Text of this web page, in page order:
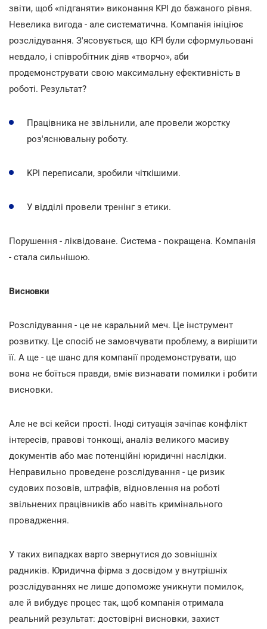
звіти, щоб «підганяти» виконання KPI до бажаного рівня.
Невелика вигода - але систематична. Компанія ініціює
розслідування. З'ясовується, що KPI були сформульовані
невдало, і співробітник діяв «творчо», аби
продемонструвати свою максимальну ефективність в
роботі. Результат?
Працівника не звільнили, але провели жорстку
роз'яснювальну роботу.
KPI переписали, зробили чіткішими.
У відділі провели тренінг з етики.
Порушення - ліквідоване. Система - покращена. Компанія
- стала сильнішою.
Висновки
Розслідування - це не каральний меч. Це інструмент
розвитку. Це спосіб не замовчувати проблему, а вирішити
її. А ще - це шанс для компанії продемонструвати, що
вона не боїться правди, вміє визнавати помилки і робити
висновки.
Але не всі кейси прості. Іноді ситуація зачіпає конфлікт
інтересів, правові тонкощі, аналіз великого масиву
документів або має потенційні юридичні наслідки.
Неправильно проведене розслідування - це ризик
судових позовів, штрафів, відновлення на роботі
звільнених працівників або навіть кримінального
провадження.
У таких випадках варто звернутися до зовнішніх
радників. Юридична фірма з досвідом у внутрішніх
розслідуваннях не лише допоможе уникнути помилок,
але й вибудує процес так, щоб компанія отримала
реальний результат: достовірні висновки, захист